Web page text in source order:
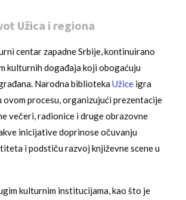
Užica i regiona
centar zapadne Srbije, kontinuirano
kulturnih događaja koji obogaćuju
Narodna bibliotekaUžice igra
ovom procesu, organizujući prezentacije
večeri, radionice i druge obrazovne
inicijative doprinose očuvanju
i podstiču razvoj književne scene u
kulturnim institucijama, kao što je